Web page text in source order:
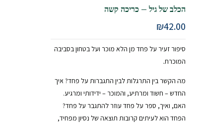
הכלב של גיל – כריכה קשה
₪42.00
סיפור זעיר על פחד מן הלא מוכר ועל בטחון בסביבה
המוכרת.
מה הקשר בין התרגלות לבין התגברות על פחד? איך
החדש – חשוד ומרתיע, והמוכר – ידידותי ומרגיע.
האם, ואיך, ספר על פחד עוזר להתגבר על פחד?
הפחד הוא לעיתים קרובות תוצאה של נסיון מפחיד,